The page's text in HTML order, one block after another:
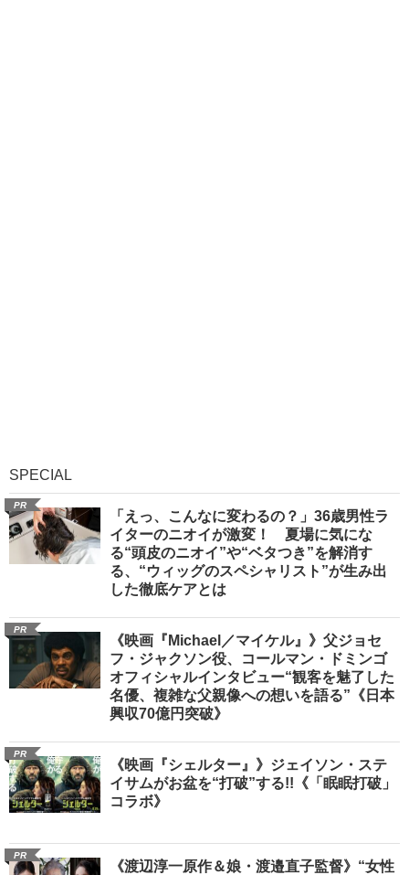
SPECIAL
PR
「えっ、こんなに変わるの？」36歳男性ラ
イターのニオイが激変！ 夏場に気にな
る“頭皮のニオイ”や“ベタつき”を解消す
る、“ウィッグのスペシャリスト”が生み出
した徹底ケアとは
PR
《映画『Michael／マイケル』》父ジョセ
フ・ジャクソン役、コールマン・ドミンゴ
オフィシャルインタビュー“観客を魅了した
名優、複雑な父親像への想いを語る”《日本
興収70億円突破》
PR
《映画『シェルター』》ジェイソン・ステ
イサムがお盆を“打破”する!!《「眠眠打破」
コラボ》
PR
《渡辺淳一原作＆娘・渡邉直子監督》“女性